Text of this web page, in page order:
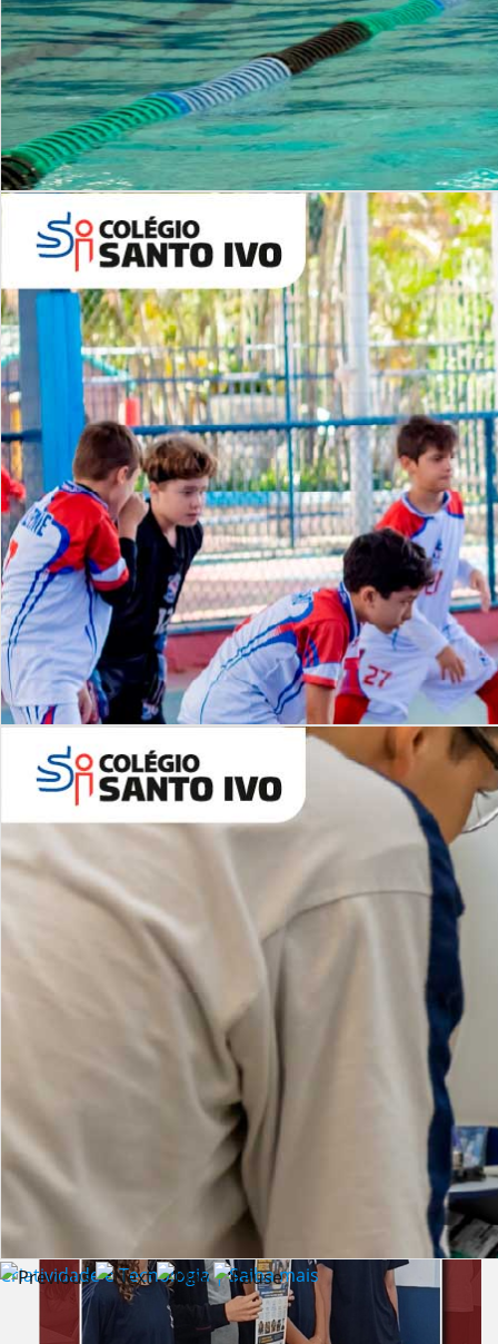
Período Integral | Saiba mais
Desafios | Saiba mais
Criatividade e Tecnologia | Saiba mais
INSTITUCIONAL
Lista de vídeos
NOSSOCANAL